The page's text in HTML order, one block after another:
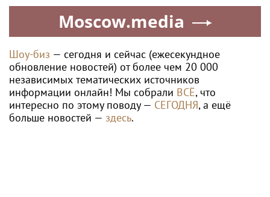
Moscow.media
Шоу-биз — сегодня и сейчас (ежесекундное
обновление новостей) от более чем 20 000
независимых тематических источников
информации онлайн! Мы собрали ВСЁ, что
интересно по этому поводу — СЕГОДНЯ, а ещё
больше новостей — здесь.